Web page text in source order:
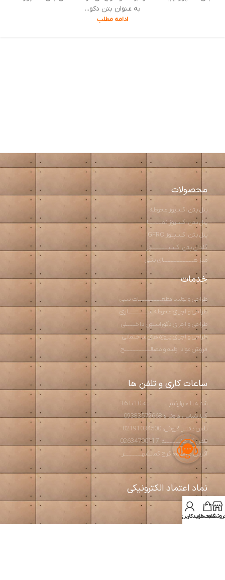
به عنوان بتن دکو...
ادامه مطلب
محصولات
پنل بتن اکسپوز محوطه
پنل بتن اکسپوز نمـــــــــا
پنل بتن اکسپــوز GFRC
گلدان بتن اکسپـــــــــــوز
میز هــــــــــــــــــــای بتنی
خدمات
طراحی و تولید قطعـــــــــــــــات بتنی
طراحی و اجرای محوطه ســـــــــــــازی
طراحی و اجرای دکوراسیون داخــــــلی
طراحی و اجرای پروژه های ساختمانی
فروش مواد اولیه و مصالـــــــــــــــــح
ساعات کاری و تلفن ها
شنبه تا چهارشنبـــــــــــــــه 10 تا 16
کــارشناس فروش: 09383572668
تلفن دفتـر فروش: 02191034500
تلفن کارخانــــــــــه: 02634700117
آدرس کارخانه: کرج کمالشهــــــــــــر
نماد اعتماد الکترونیکی
سبد خرید
حساب کاربری من